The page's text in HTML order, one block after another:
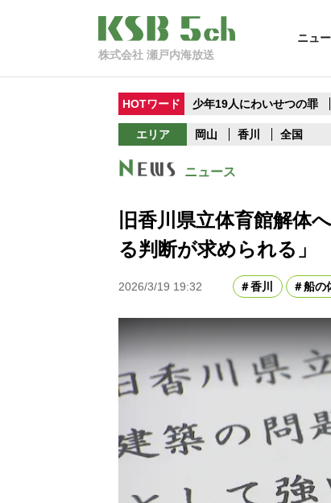
株式会社 瀬戸内海放送
ニュ
HOTワード 少年19人にわいせつの罪
エリア 岡山 香川 全国
ニュース
旧香川県立体育館解
る判断が求められる」
2026/3/19 19:32 香川 船の